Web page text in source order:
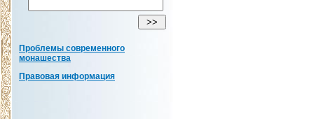
Проблемы современного
монашества
Правовая информация